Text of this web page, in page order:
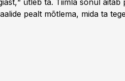
ütleb ta. Tiimla sõnul
pealt mõtlema, mida ta